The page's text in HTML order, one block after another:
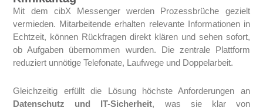
Mit dem cibX Messenger werden Prozessbrüche gezielt
vermieden. Mitarbeitende erhalten relevante Informationen in
Echtzeit, können Rückfragen direkt klären und sehen sofort,
ob Aufgaben übernommen wurden. Die zentrale Plattform
reduziert unnötige Telefonate, Laufwege und Doppelarbeit.
Gleichzeitig erfüllt die Lösung höchste Anforderungen an
Datenschutz und IT-Sicherheit, was sie klar von